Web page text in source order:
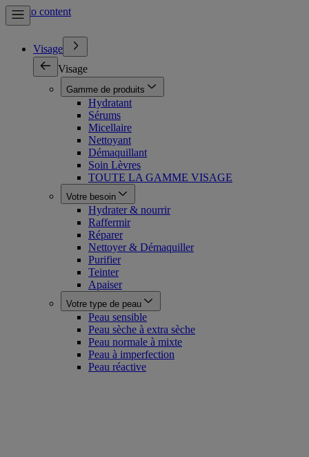
Skip to content
Visage
Visage
Gamme de produits
Hydratant
Sérums
Micellaire
Nettoyant
Démaquillant
Soin Lèvres
TOUTE LA GAMME VISAGE
Votre besoin
Hydrater & nourrir
Raffermir
Réparer
Nettoyer & Démaquiller
Purifier
Teinter
Apaiser
Votre type de peau
Peau sensible
Peau sèche à extra sèche
Peau normale à mixte
Peau à imperfection
Peau réactive